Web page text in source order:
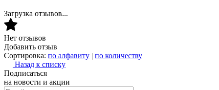
Загрузка отзывов...
Нет отзывов
Добавить отзыв
Сортировка: по алфавиту | по количеству
Назад к списку
Подписаться
на новости и акции